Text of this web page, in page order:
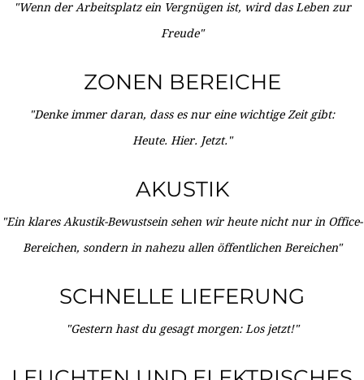
"Wenn der Arbeitsplatz ein Vergnügen ist, wird das Leben zur
Freude"
ZONEN BEREICHE
"Denke immer daran, dass es nur eine wichtige Zeit gibt:
Heute. Hier. Jetzt."
AKUSTIK
"Ein klares Akustik-Bewustsein sehen wir heute nicht nur in Office-
Bereichen, sondern in nahezu allen öffentlichen Bereichen"
SCHNELLE LIEFERUNG
"Gestern hast du gesagt morgen: Los jetzt!"